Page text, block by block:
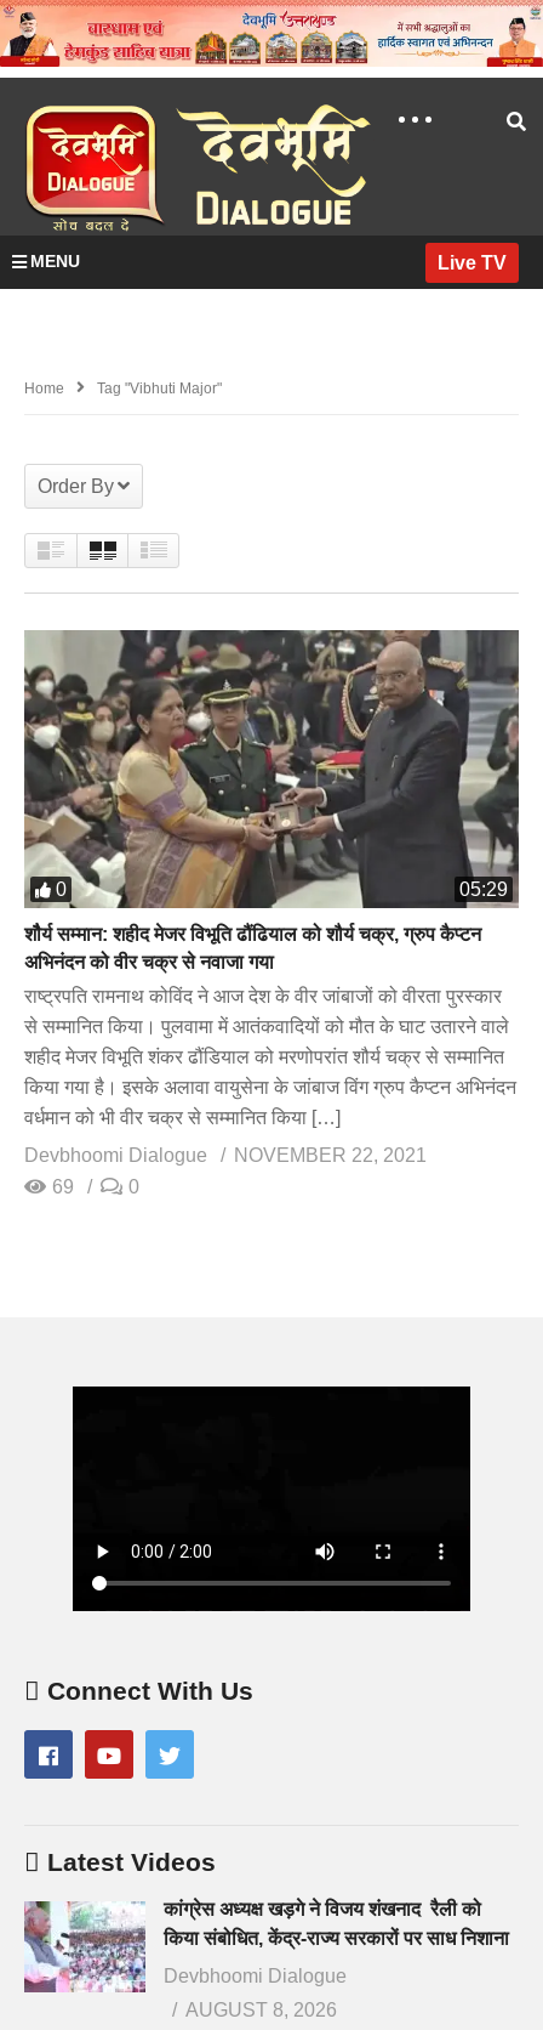
MENU Live TV
Home Tag "vibhuti Major"
Order By
0 05:29
शौैर्य सम्मान: शहीद मेजर विभूति ढौंढियाल को शौर्य चक्र, ग्रुप कैप्टन
अभिनंदन को वीर चक्र से नवाजा गया
राष्ट्रपति रामनाथ कोविंद ने आज देश के वीर जांबाजों को वीरता पुरस्कार
से सम्मानित किया। पुलवामा में आतंकवादियों को मौत के घाट उतारने वाले
शहीद मेजर विभूति शंकर ढौंडियाल को मरणोपरांत शौर्य चक्र से सम्मानित
किया गया है। इसके अलावा वायुसेना के जांबाज विंग ग्रुप कैप्टन अभिनंदन
वर्धमान को भी वीर चक्र से सम्मानित किया […]
Devbhoomi Dialogue
NOVEMBER 22, 2021
69
0
Connect With Us
Latest Videos
कांग्रेस अध्यक्ष खड़गे ने विजय शंखनाद रैली को
किया संबोधित, केंद्र-राज्य सरकारों पर साध निशाना
Devbhoomi Dialogue
AUGUST 8, 2026